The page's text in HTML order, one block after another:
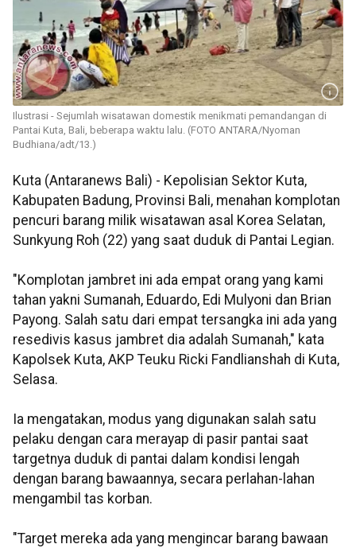
Ilustrasi - Sejumlah wisatawan domestik menikmati pemandangan di
Pantai Kuta, Bali, beberapa waktu lalu. (FOTO ANTARA/Nyoman
Budhiana/adt/13.)
Kuta (Antaranews Bali) - Kepolisian Sektor Kuta,
Kabupaten Badung, Provinsi Bali, menahan komplotan
pencuri barang milik wisatawan asal Korea Selatan,
Sunkyung Roh (22) yang saat duduk di Pantai Legian.
"Komplotan jambret ini ada empat orang yang kami
tahan yakni Sumanah, Eduardo, Edi Mulyoni dan Brian
Payong. Salah satu dari empat tersangka ini ada yang
resedivis kasus jambret dia adalah Sumanah," kata
Kapolsek Kuta, AKP Teuku Ricki Fandlianshah di Kuta,
Selasa.
Ia mengatakan, modus yang digunakan salah satu
pelaku dengan cara merayap di pasir pantai saat
targetnya duduk di pantai dalam kondisi lengah
dengan barang bawaannya, secara perlahan-lahan
mengambil tas korban.
"Target mereka ada yang mengincar barang bawaan